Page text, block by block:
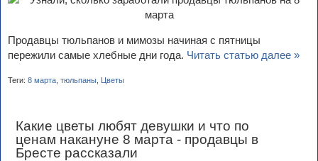
Продавцы тюльпанов и мимозы начиная с пятницы
пережили самые хлебные дни года. Читать статью далее »
Теги: 8 марта тюльпаны Цветы
Какие цветы любят девушки и что по
ценам накануне 8 марта - продавцы в
Бресте рассказали